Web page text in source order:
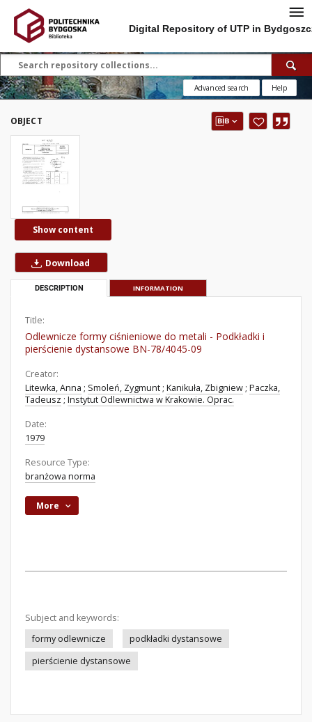
Digital Repository of UTP in
Advanced search Help
OBJECT
Show content
Download
DESCRIPTION INFORMATION
Title:
Odlewnicze formy ciśnieniowe do metali - Podkładki i
pierścienie dystansowe BN-78/4045-09
Creator:
Litewka, Anna ; Smoleń, Zygmunt ; Kanikuła, Zbigniew ; Paczka,
Tadeusz ; Instytut Odlewnictwa w Krakowie. Oprac.
Date:
1979
Resource Type:
branżowa norma
More
Subject and keywords:
formy odlewnicze
podkładki dystansowe
pierścienie dystansowe